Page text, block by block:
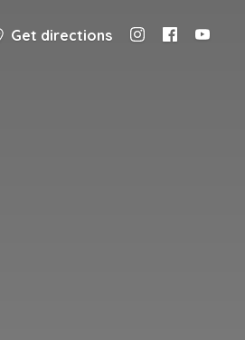
Get directions